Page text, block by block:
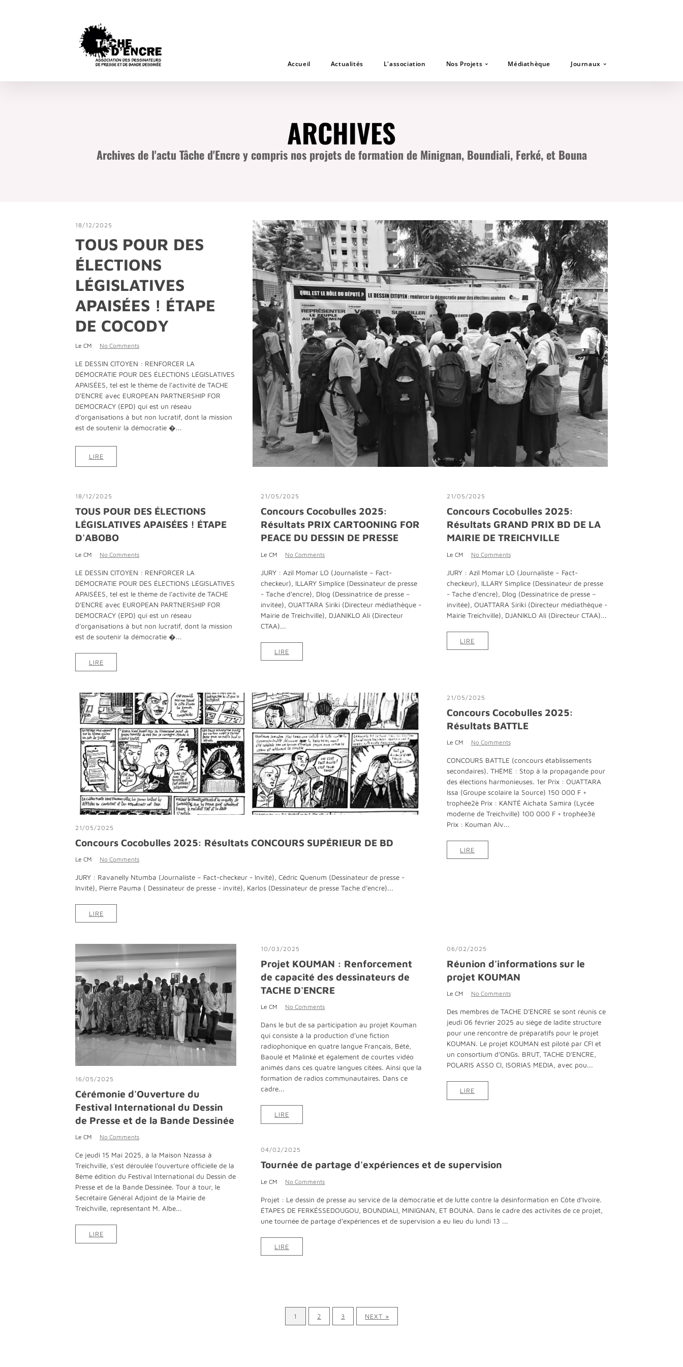
Accueil Actualités L'association Nos Projets Médiathèque Journaux
ARCHIVES
Archives de l'actu Tâche d'Encre y compris nos projets de formation de Minignan, Boundiali, Ferké, et Bouna
18/12/2025
TOUS POUR DES
ÉLECTIONS
LÉGISLATIVES
APAISÉES ! ÉTAPE
DE COCODY
Le CM No Comments
LE DESSIN CITOYEN : RENFORCER LA
DÉMOCRATIE POUR DES ÉLECTIONS LÉGISLATIVES
APAISÉES, tel est le thème de l’activité de TACHE
D’ENCRE avec EUROPEAN PARTNERSHIP FOR
DEMOCRACY (EPD) qui est un réseau
d’organisations à but non lucratif, dont la mission
est de soutenir la démocratie �...
LIRE
18/12/2025
TOUS POUR DES ÉLECTIONS
LÉGISLATIVES APAISÉES ! ÉTAPE
D'ABOBO
Le CM No Comments
LE DESSIN CITOYEN : RENFORCER LA
DÉMOCRATIE POUR DES ÉLECTIONS LÉGISLATIVES
APAISÉES, tel est le thème de l’activité de TACHE
D’ENCRE avec EUROPEAN PARTNERSHIP FOR
DEMOCRACY (EPD) qui est un réseau
d’organisations à but non lucratif, dont la mission
est de soutenir la démocratie �...
LIRE
21/05/2025
Concours Cocobulles 2025:
Résultats PRIX CARTOONING FOR
PEACE DU DESSIN DE PRESSE
Le CM No Comments
JURY : Azil Momar LO (Journaliste – Fact-
checkeur), ILLARY Simplice (Dessinateur de presse
- Tache d’encre), Dlog (Dessinatrice de presse –
invitée), OUATTARA Siriki (Directeur médiathèque -
Mairie de Treichville), DJANIKLO Ali (Directeur
CTAA)...
LIRE
21/05/2025
Concours Cocobulles 2025:
Résultats GRAND PRIX BD DE LA
MAIRIE DE TREICHVILLE
Le CM No Comments
JURY : Azil Momar LO (Journaliste – Fact-
checkeur), ILLARY Simplice (Dessinateur de presse
- Tache d’encre), Dlog (Dessinatrice de presse –
invitée), OUATTARA Siriki (Directeur médiathèque -
Mairie Treichville), DJANIKLO Ali (Directeur CTAA)...
LIRE
21/05/2025
Concours Cocobulles 2025: Résultats CONCOURS SUPÉRIEUR DE BD
Le CM No Comments
JURY : Ravanelly Ntumba (Journaliste – Fact-checkeur - Invité), Cédric Quenum (Dessinateur de presse -
Invité), Pierre Pauma ( Dessinateur de presse - invité), Karlos (Dessinateur de presse Tache d’encre)...
LIRE
21/05/2025
Concours Cocobulles 2025:
Résultats BATTLE
Le CM No Comments
CONCOURS BATTLE (concours établissements
secondaires). THÈME : Stop à la propagande pour
des élections harmonieuses. 1er Prix : OUATTARA
Issa (Groupe scolaire la Source) 150 000 F +
trophée2è Prix : KANTÉ Aichata Samira (Lycée
moderne de Treichville) 100 000 F + trophée3è
Prix : Kouman Alv...
LIRE
16/05/2025
Cérémonie d'Ouverture du
Festival International du Dessin
de Presse et de la Bande Dessinée
Le CM No Comments
Ce jeudi 15 Mai 2025, à la Maison Nzassa à
Treichville, s’est déroulée l’ouverture officielle de la
8ème édition du Festival International du Dessin de
Presse et de la Bande Dessinée. Tour à tour, le
Secrétaire Général Adjoint de la Mairie de
Treichville, représentant M. Albe...
LIRE
10/03/2025
Projet KOUMAN : Renforcement
de capacité des dessinateurs de
TACHE D'ENCRE
Le CM No Comments
Dans le but de sa participation au projet Kouman
qui consiste à la production d’une fiction
radiophonique en quatre langue Français, Bété,
Baoulé et Malinké et également de courtes vidéo
animés dans ces quatre langues citées. Ainsi que la
formation de radios communautaires. Dans ce
cadre...
LIRE
06/02/2025
Réunion d'informations sur le
projet KOUMAN
Le CM No Comments
Des membres de TACHE D’ENCRE se sont réunis ce
jeudi 06 février 2025 au siège de ladite structure
pour une rencontre de préparatifs pour le projet
KOUMAN. Le projet KOUMAN est piloté par CFI et
un consortium d’ONGs. BRUT, TACHE D’ENCRE,
POLARIS ASSO CI, ISORIAS MEDIA, avec pou...
LIRE
04/02/2025
Tournée de partage d'expériences et de supervision
Le CM No Comments
Projet : Le dessin de presse au service de la démocratie et de lutte contre la désinformation en Côte d’Ivoire.
ÉTAPES DE FERKÉSSEDOUGOU, BOUNDIALI, MINIGNAN, ET BOUNA. Dans le cadre des activités de ce projet,
une tournée de partage d’expériences et de supervision a eu lieu du lundi 13 ...
LIRE
1 2 3 NEXT »